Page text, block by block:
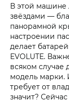
В этой машине
звёздами —
панорамной
настроении
делает
EVOLUTE.
всяком случае
модель марки.
требует от
значит?